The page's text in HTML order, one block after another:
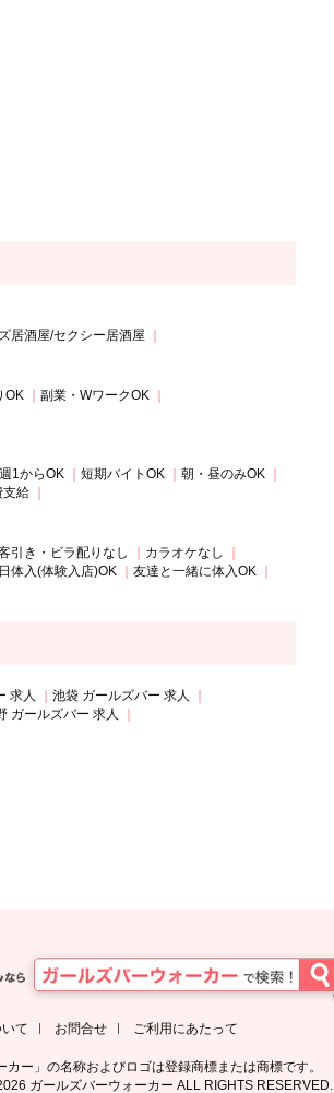
居酒屋/セクシー居酒屋
OK
副業・WワークOK
週1からOK 短期バイトOK
朝・昼のみOK
支給
引き・ビラ配りなし
カラオケなし
体入(体験入店)OK
友達と一緒に体入OK
求人
池袋 ガールズバー 求人
ガールズバー 求人
て お問合せ ご利用にあたって
カー」の名称およびロゴは登録商標または商標です。
ガールズバーウォーカー ALL RIGHTS RESERVED.